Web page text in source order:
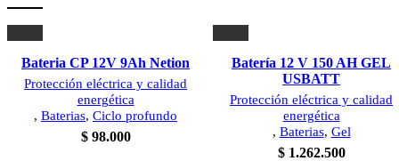
Bateria CP 12V 9Ah Netion
Protección eléctrica y calidad
energética
, Baterias, Ciclo profundo
$98.000
Batería 12 V 150 AH GEL
USBATT
Protección eléctrica y calidad
energética
, Baterias, Gel
$1.262.500